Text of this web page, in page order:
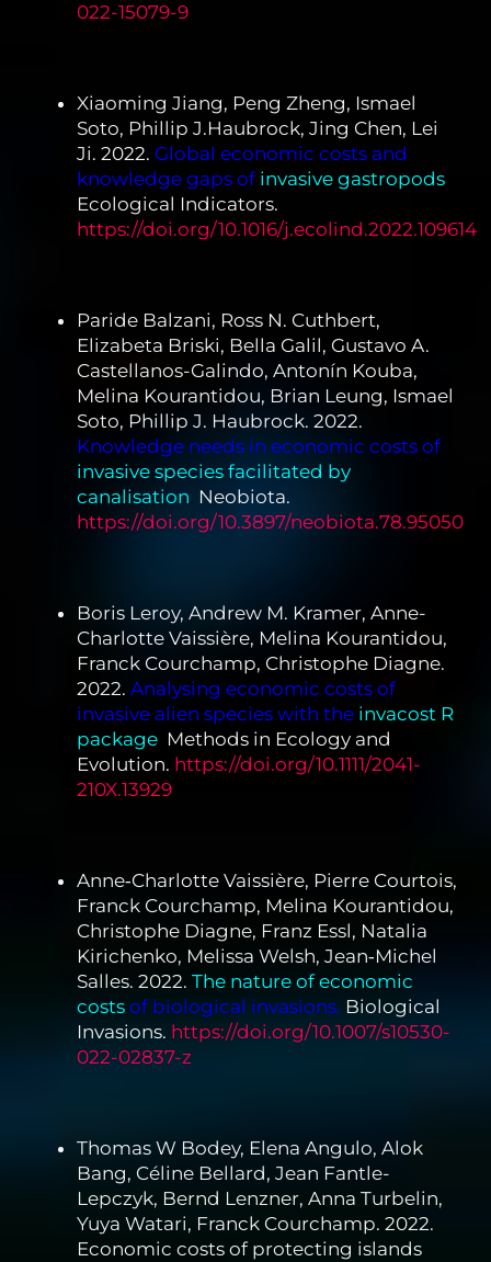
022-15079-9
Xiaoming Jiang, Peng Zheng, Ismael
Soto, Phillip J.Haubrock, Jing Chen, Lei
Ji. 2022. Global economic costs and
knowledge gaps of invasive gastropods.
Ecological Indicators.
https://doi.org/10.1016/j.ecolind.2022.109614
Paride Balzani, Ross N. Cuthbert,
Elizabeta Briski, Bella Galil, Gustavo A.
Castellanos-Galindo, Antonín Kouba,
Melina Kourantidou, Brian Leung, Ismael
Soto, Phillip J. Haubrock. 2022.
Knowledge needs in economic costs of
invasive species facilitated by
canalisation. Neobiota.
https://doi.org/10.3897/neobiota.78.95050
Boris Leroy, Andrew M. Kramer, Anne-
Charlotte Vaissière, Melina Kourantidou,
Franck Courchamp, Christophe Diagne.
2022. Analysing economic costs of
invasive alien species with theinvacost R
package. Methods in Ecology and
Evolution. https://doi.org/10.1111/2041-
210X.13929
Anne‐Charlotte Vaissière, Pierre Courtois,
Franck Courchamp, Melina Kourantidou,
Christophe Diagne, Franz Essl, Natalia
Kirichenko, Melissa Welsh, Jean‐Michel
Salles. 2022. The nature of economic
costs of biological invasions. Biological
Invasions. https://doi.org/10.1007/s10530-
022-02837-z
Thomas W Bodey, Elena Angulo, Alok
Bang, Céline Bellard, Jean Fantle-
Lepczyk, Bernd Lenzner, Anna Turbelin,
Yuya Watari, Franck Courchamp. 2022.
Economic costs of protecting islands